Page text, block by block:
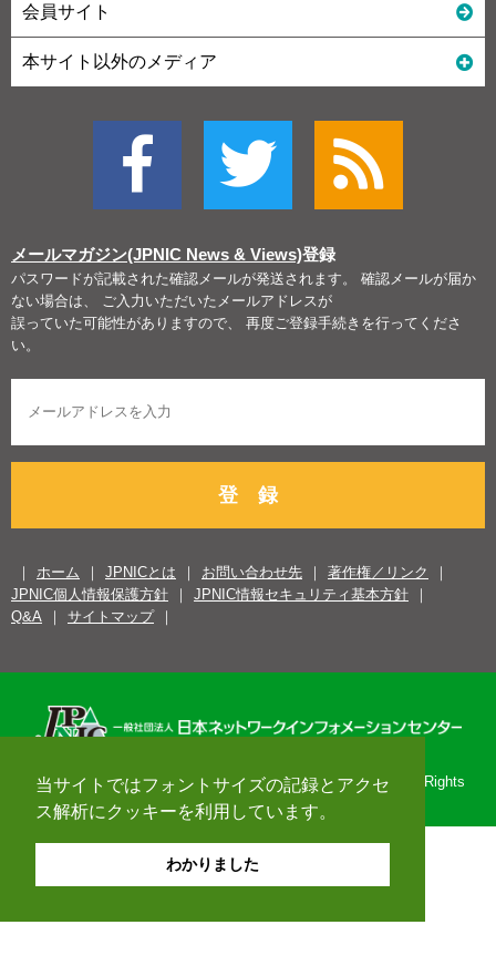
当サイトではフォントサイズの記録とアクセ
ス解析にクッキーを利用しています。
わかりました
会員サイト
本サイト以外のメディア
メールマガジン(JPNIC News & Views)登録
パスワードが記載された確認メールが発送されます。 確認メールが届か
ない場合は、 ご入力いただいたメールアドレスが
誤っていた可能性がありますので、 再度ご登録手続きを行ってくださ
い。
登 録
ホーム JPNICとは お問い合わせ先
著作権／リンク
JPNIC個人情報保護方針
JPNIC情報セキュリティ基本方針
Q&A
サイトマップ
Copyright© 1996-2026 Japan Network Information Center. All Rights
Reserved.